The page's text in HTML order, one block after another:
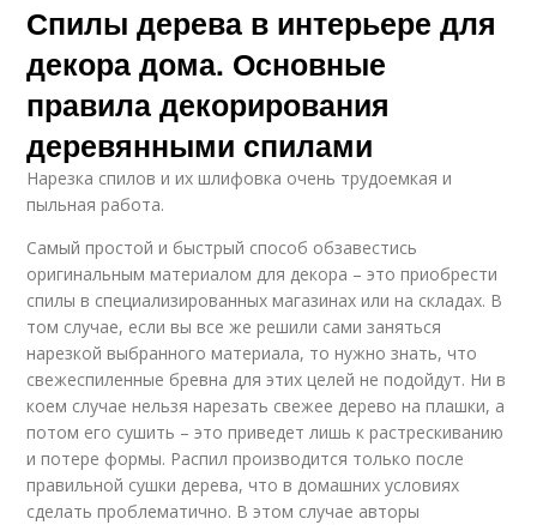
Спилы дерева в интерьере для
декора дома. Основные
правила декорирования
деревянными спилами
Нарезка спилов и их шлифовка очень трудоемкая и
пыльная работа.
Самый простой и быстрый способ обзавестись
оригинальным материалом для декора – это приобрести
спилы в специализированных магазинах или на складах. В
том случае, если вы все же решили сами заняться
нарезкой выбранного материала, то нужно знать, что
свежеспиленные бревна для этих целей не подойдут. Ни в
коем случае нельзя нарезать свежее дерево на плашки, а
потом его сушить – это приведет лишь к растрескиванию
и потере формы. Распил производится только после
правильной сушки дерева, что в домашних условиях
сделать проблематично. В этом случае авторы